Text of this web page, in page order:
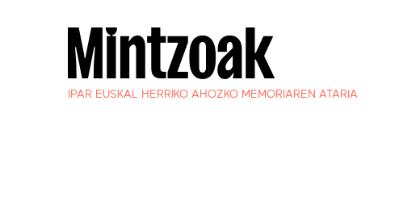
IPAR EUSKAL HERRIKO AHOZKO MEMORIAREN ATARIA